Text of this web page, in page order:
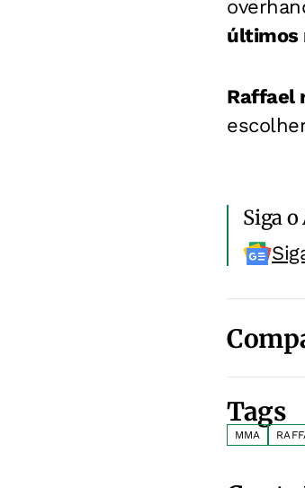
últimos
Raffael
Siga
Tags
MMA